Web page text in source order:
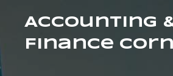
Accounting
Finance